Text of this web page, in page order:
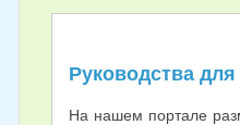
Руководства
На нашем портале